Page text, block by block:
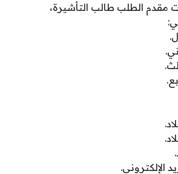
مقدم الطلب طالب التأشيرة،
الإلكتروني.